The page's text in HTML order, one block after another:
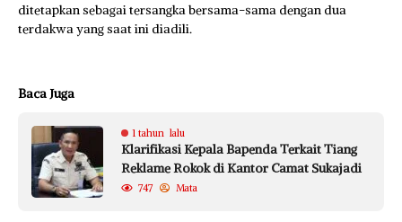
ditetapkan sebagai tersangka bersama-sama dengan dua
terdakwa yang saat ini diadili.
Baca Juga
1 tahun lalu
Klarifikasi Kepala Bapenda Terkait Tiang
Reklame Rokok di Kantor Camat Sukajadi
747 Mata